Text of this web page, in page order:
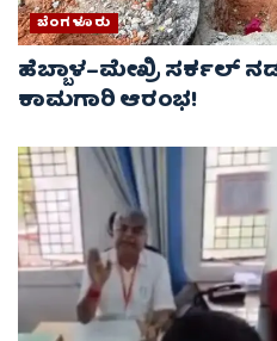
ಬೆಂಗಳೂರು
ಹೆಬ್ಬಾಳ–ಮೇಖ್ರಿ ಸರ್ಕಲ್
ಕಾಮಗಾರಿ ಆರಂಭ!